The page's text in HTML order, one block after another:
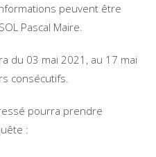
peuvent être
Pascal Maire.
du 03 mai 2021, au 17 mai
consécutifs.
pourra prendre
: